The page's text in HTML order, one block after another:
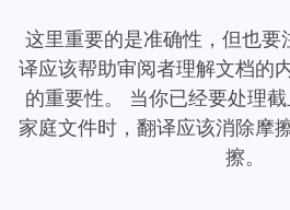
这里重要的是准确性，但也要
译应该帮助审阅者理解文档的
的重要性。 当你已经要处理
家庭文件时，翻译应该消除摩
擦。